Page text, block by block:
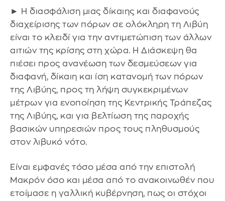
► Η διασφάλιση μιας δίκαιης και διαφανούς
διαχείρισης των πόρων σε ολόκληρη τη Λιβύη
είναι το κλειδί για την αντιμετώπιση των άλλων
αιτιών της κρίσης στη χώρα. Η Διάσκεψη θα
πιέσει προς ανανέωση των δεσμεύσεων για
διαφανή, δίκαιη και ίση κατανομή των πόρων
της Λιβύης, προς τη λήψη συγκεκριμένων
μέτρων για ενοποίηση της Κεντρικής Τράπεζας
της Λιβύης, και για βελτίωση της παροχής
βασικών υπηρεσιών προς τους πληθυσμούς
στον λιβυκό νότο.
Είναι εμφανές τόσο μέσα από την επιστολή
Μακρόν όσο και μέσα από το ανακοινωθέν που
ετοίμασε η γαλλική κυβέρνηση, πως οι στόχοι